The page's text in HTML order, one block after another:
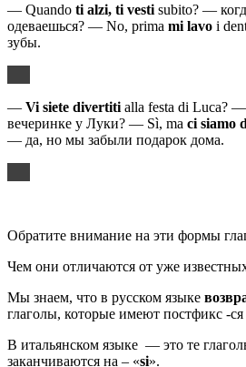
— Quando ti alzi, ti vesti subito? —
одеваешься? — No, prima mi lavo i
зубы.
— Vi siete divertiti alla festa di Luca?
вечеринке у Луки? — Sì, ma ci siamo
— да, но мы забыли подарок дома.
Обратите внимание на эти формы
Чем они отличаются от уже
Мы знаем, что в русском языке
глаголы, которые имеют постфикс -ся
В итальянском языке — это те
заканчиваются на – «si».